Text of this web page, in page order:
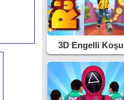
3D Engelli Koşu